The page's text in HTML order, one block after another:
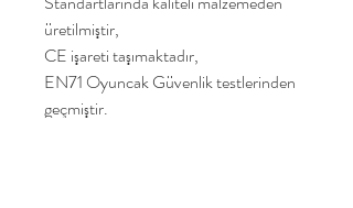
üretilmiştir,
CE işareti taşımaktadır,
EN71 Oyuncak Güvenlik testlerinden
geçmiştir.